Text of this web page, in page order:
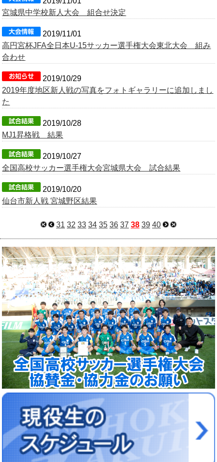
宮城県中学校新人大会 組合せ決定
2019/11/01
高円宮杯JFA全日本U-15サッカー選手権大会東北大会 組み
合わせ
2019/10/29
2019年度地区新人戦の写真をフォトギャラリーに追加しまし
た
2019/10/28
MJ1昇格戦 結果
2019/10/27
全国高校サッカー選手権大会宮城県大会 試合結果
2019/10/20
仙台市新人戦 宮城野区結果
31 32 33 34 35 36 37 38 39 40